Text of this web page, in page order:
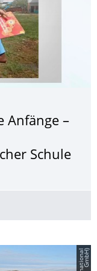
Anfänge –
Schule
)